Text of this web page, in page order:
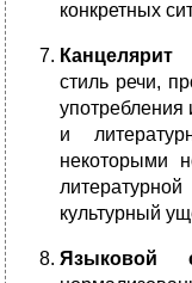
конкретных
Канцелярит
стиль речи,
и
некоторыми
культурный
Языковой